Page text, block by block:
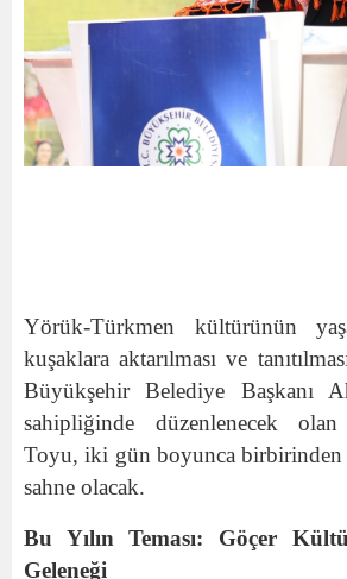
Yörük-Türkmen kültürünün
kuşaklara aktarılması ve
Büyükşehir Belediye Başkanı
sahipliğinde düzenlenecek
Toyu, iki gün boyunca
sahne olacak.
Bu Yılın Teması: Göçer
Geleneği